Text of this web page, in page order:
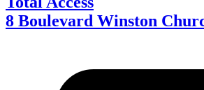
8 Boulevard Winston